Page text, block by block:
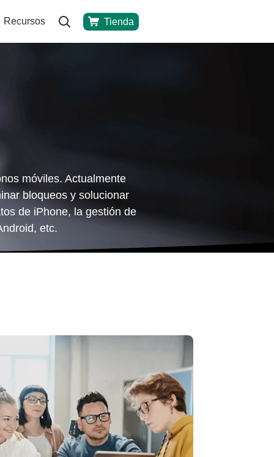
Recursos Tienda
móviles. Actualmente
bloqueos y solucionar
de iPhone, la gestión de
etc.